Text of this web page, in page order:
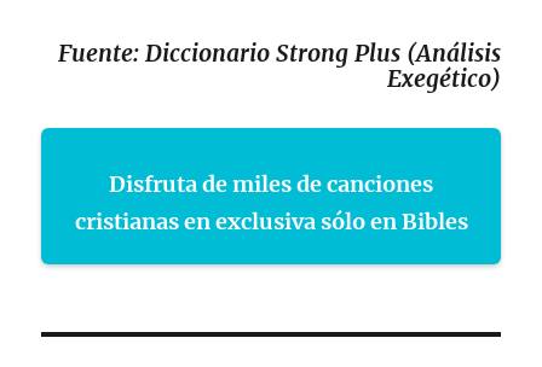
Fuente: Diccionario Strong Plus (Análisis
Exegético)
Disfruta de miles de canciones
cristianas en exclusiva sólo en Bibles